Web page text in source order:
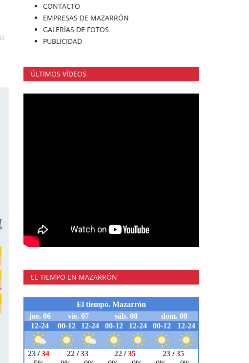
CONTACTO
EMPRESAS DE MAZARRÓN
GALERÍAS DE FOTOS
PUBLICIDAD
ÚLTIMOS VÍDEOS
EL TIEMPO EN MAZARRÓN